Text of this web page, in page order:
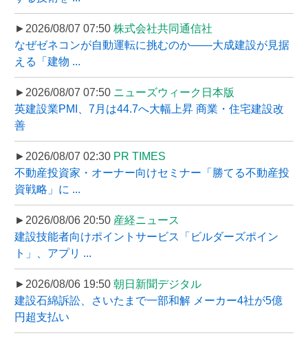
►2026/08/07 07:50 株式会社共同通信社
なぜゼネコンが自動運転に挑むのか――大成建設が見据
える「建物 ...
►2026/08/07 07:50 ニューズウィーク日本版
英建設業PMI、7月は44.7へ大幅上昇 商業・住宅建設改
善
►2026/08/07 02:30 PR TIMES
不動産投資家・オーナー向けセミナー「勝てる不動産投
資戦略」に ...
►2026/08/06 20:50 産経ニュース
建設技能者向けポイントサービス「ビルダーズポイン
ト」、アプリ ...
►2026/08/06 19:50 朝日新聞デジタル
建設石綿訴訟、さいたまで一部和解 メーカー4社が5億
円超支払い